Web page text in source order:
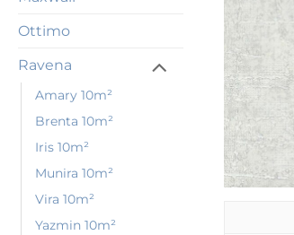
Ottimo
Ravena
Amary 10m²
Brenta 10m²
Iris 10m²
Munira 10m²
Vira 10m²
Yazmin 10m²